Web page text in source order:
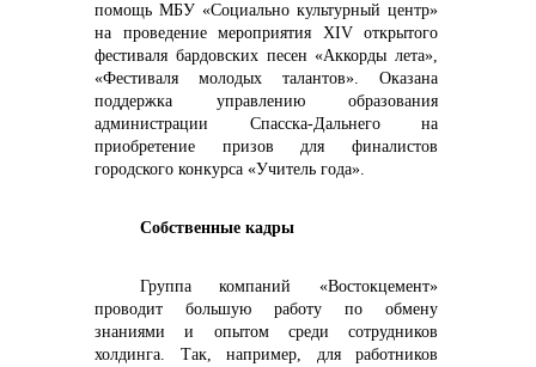
помощь МБУ «Социально культурный центр»
на проведение мероприятия XIV открытого
фестиваля бардовских песен «Аккорды лета»,
«Фестиваля молодых талантов». Оказана
поддержка управлению образования
администрации Спасска-Дальнего на
приобретение призов для финалистов
городского конкурса «Учитель года».
Собственные кадры
Группа компаний «Востокцемент»
проводит большую работу по обмену
знаниями и опытом среди сотрудников
холдинга. Так, например, для работников